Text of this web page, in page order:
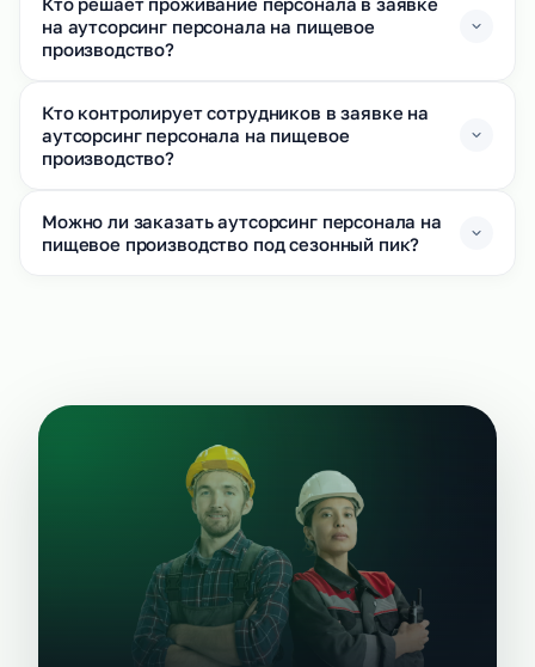
на аутсорсинг персонала на пищевое
производство?
Кто контролирует сотрудников в заявке на
аутсорсинг персонала на пищевое
производство?
Можно ли заказать аутсорсинг персонала на
пищевое производство под сезонный пик?